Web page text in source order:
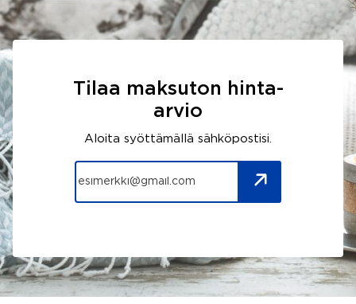
Tilaa maksuton hinta-
arvio
Aloita syöttämällä sähköpostisi.